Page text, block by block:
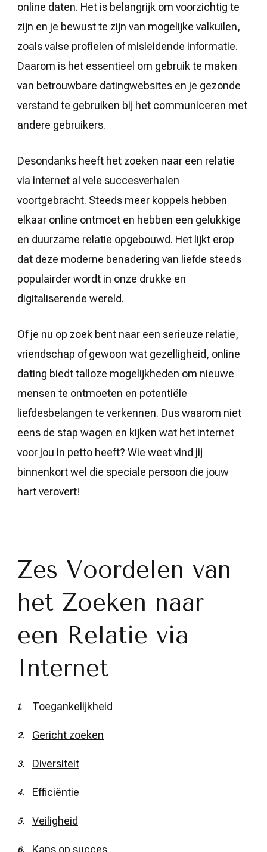
online daten. Het is belangrijk om voorzichtig te
zijn en je bewust te zijn van mogelijke valkuilen,
zoals valse profielen of misleidende informatie.
Daarom is het essentieel om gebruik te maken
van betrouwbare datingwebsites en je gezonde
verstand te gebruiken bij het communiceren met
andere gebruikers.
Desondanks heeft het zoeken naar een relatie
via internet al vele succesverhalen
voortgebracht. Steeds meer koppels hebben
elkaar online ontmoet en hebben een gelukkige
en duurzame relatie opgebouwd. Het lijkt erop
dat deze moderne benadering van liefde steeds
populairder wordt in onze drukke en
digitaliserende wereld.
Of je nu op zoek bent naar een serieuze relatie,
vriendschap of gewoon wat gezelligheid, online
dating biedt talloze mogelijkheden om nieuwe
mensen te ontmoeten en potentiële
liefdesbelangen te verkennen. Dus waarom niet
eens de stap wagen en kijken wat het internet
voor jou in petto heeft? Wie weet vind jij
binnenkort wel die speciale persoon die jouw
hart verovert!
Zes Voordelen van
het Zoeken naar
een Relatie via
Internet
Toegankelijkheid
Gericht zoeken
Diversiteit
Efficiëntie
Veiligheid